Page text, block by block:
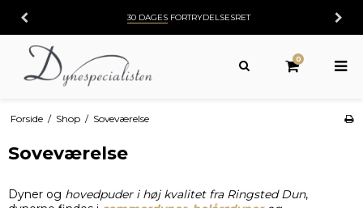
30 DAGES FORTRYDELSESRET
0
Forside / Shop / Soveværelse
Soveværelse
Dyner og hovedpuder i høj kvalitet fra Ringsted Dun,